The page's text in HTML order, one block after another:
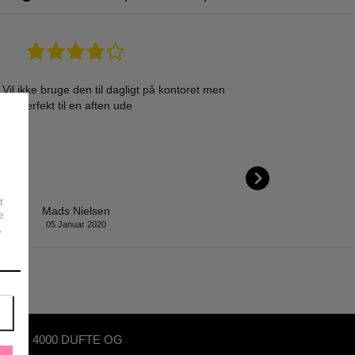
ikke bruge den til dagligt på kontoret men
perfekt til en aften ude
Mads Nielsen
05 Januar 2020
OVER 4000 DUFTE OG